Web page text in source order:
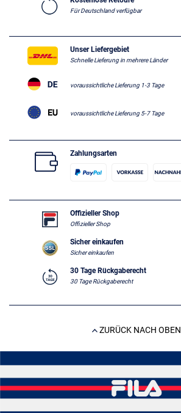
Für Deutschland verfügbar
Unser Liefergebiet
Schnelle Lieferung in mehrere Länder
voraussichtliche Lieferung 1-3 Tage
voraussichtliche Lieferung 5-7 Tage
Zahlungsarten
Offizieller Shop
Offizieller Shop
Sicher einkaufen
Sicher einkaufen
30 Tage Rückgaberecht
30 Tage Rückgaberecht
ZURÜCK NACH OBEN